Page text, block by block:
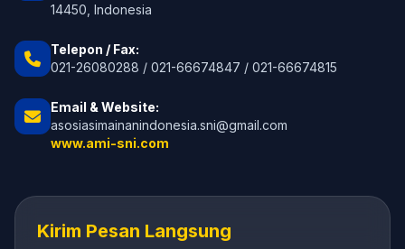
14450, Indonesia
Telepon / Fax:
021-26080288 / 021-66674847 / 021-66674815
Email & Website:
asosiasimainanindonesia.sni@gmail.com
www.ami-sni.com
Kirim Pesan Langsung